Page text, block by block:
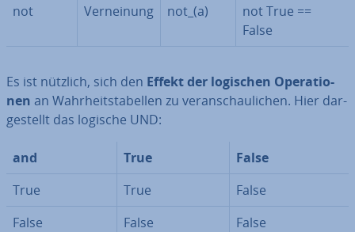
not
Ver­nei­nung not_(a)
not True ==
False
Es ist nützlich, sich den Effekt der logischen Ope­ra­tio­
nen an Wahr­heits­ta­bel­len zu ver­an­schau­li­chen. Hier dar­
ge­stellt das logische UND:
and True
False
True
True
False
False
False False